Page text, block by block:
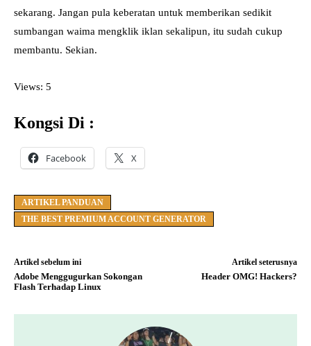
sekarang. Jangan pula keberatan untuk memberikan sedikit
sumbangan waima mengklik iklan sekalipun, itu sudah cukup
membantu. Sekian.
Views: 5
Kongsi Di :
Facebook X
ARTIKEL PANDUAN
THE BEST PREMIUM ACCOUNT GENERATOR
Artikel sebelum ini
Adobe Menggugurkan Sokongan
Flash Terhadap Linux
Artikel seterusnya
Header OMG! Hackers?